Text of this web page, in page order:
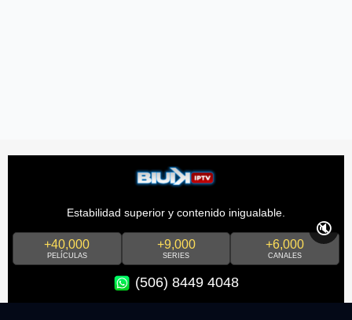
Estabilidad superior y contenido inigualable.
+40,000
PELÍCULAS
+9,000
SERIES
+6,000
CANALES
(506) 8449 4048
🔇